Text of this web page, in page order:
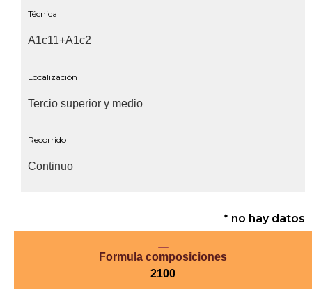
Técnica
A1c11+A1c2
Localización
Tercio superior y medio
Recorrido
Continuo
* no hay datos
Formula composiciones
2100